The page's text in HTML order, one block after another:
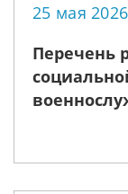
25 мая 2026
Перечень